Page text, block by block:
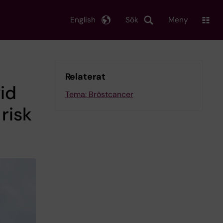
Sök
English Meny
Relaterat
Tema: Bröstcancer